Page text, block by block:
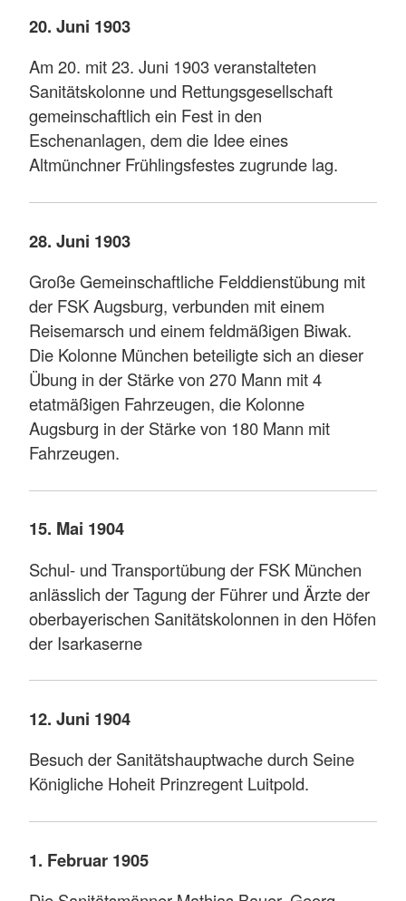
20. Juni 1903
Am 20. mit 23. Juni 1903 veranstalteten
Sanitätskolonne und Rettungsgesellschaft
gemeinschaftlich ein Fest in den
Eschenanlagen, dem die Idee eines
Altmünchner Frühlingsfestes zugrunde lag.
28. Juni 1903
Große Gemeinschaftliche Felddienstübung mit
der FSK Augsburg, verbunden mit einem
Reisemarsch und einem feldmäßigen Biwak.
Die Kolonne München beteiligte sich an dieser
Übung in der Stärke von 270 Mann mit 4
etatmäßigen Fahrzeugen, die Kolonne
Augsburg in der Stärke von 180 Mann mit
Fahrzeugen.
15. Mai 1904
Schul- und Transportübung der FSK München
anlässlich der Tagung der Führer und Ärzte der
oberbayerischen Sanitätskolonnen in den Höfen
der Isarkaserne
12. Juni 1904
Besuch der Sanitätshauptwache durch Seine
Königliche Hoheit Prinzregent Luitpold.
1. Februar 1905